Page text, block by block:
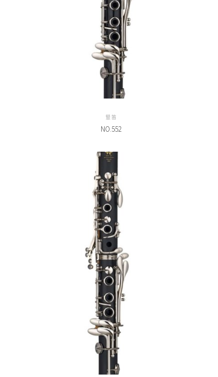
豎笛
NO.552